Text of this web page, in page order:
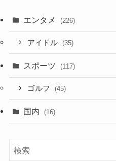
エンタメ (226)
アイドル (35)
スポーツ (117)
ゴルフ (45)
国内 (16)